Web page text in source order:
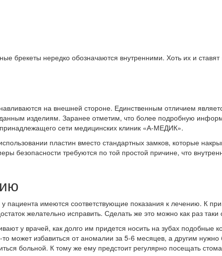
брекеты нередко обозначаются внутренними. Хоть их и
на внешней стороне. Единственным отличием
изделиям. Заранее отметим, что более подробную
сети медицинских клиник «А-МЕДИК».
пластин вместо стандартных замков, которые
требуются по той простой причине, что
пациента имеются соответствующие показания к лечению. К
желательно исправить. Сделать же это можно как раз
у врачей, как долго им придется носить на зубах подобные
может избавиться от аномалии за 5-6 месяцев, а другим
больной. К тому же ему предстоит регулярно посещать